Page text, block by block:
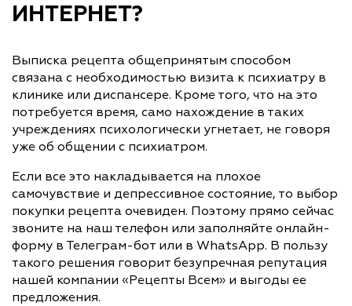
ИНТЕРНЕТ?
Выписка рецепта общепринятым способом
связана с необходимостью визита к психиатру в
клинике или диспансере. Кроме того, что на это
потребуется время, само нахождение в таких
учреждениях психологически угнетает, не говоря
уже об общении с психиатром.
Если все это накладывается на плохое
самочувствие и депрессивное состояние, то выбор
покупки рецепта очевиден. Поэтому прямо сейчас
звоните на наш телефон или заполняйте онлайн-
форму в Телеграм-бот или в WhatsApp. В пользу
такого решения говорит безупречная репутация
нашей компании «Рецепты Всем» и выгоды ее
предложения.